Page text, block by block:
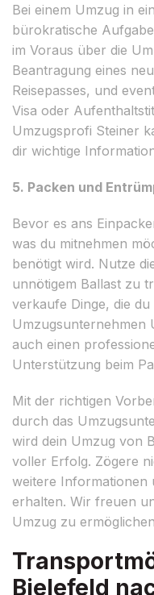
Bei einem Umzug in
bürokratische
im Voraus über die
Beantragung eines
Reisepasses, und
Visa oder
Umzugsprofi Steiner
dir wichtige
5. Packen und
Bevor es ans
was du mitnehmen
benötigt wird. Nutze
unnötigem Ballast zu
verkaufe Dinge, die
Umzugsunternehmen
auch einen
Unterstützung beim
Mit der richtigen
durch das
wird dein Umzug von
voller Erfolg. Zögere
weitere Informationen
erhalten. Wir freuen
Umzug zu
Bielefeld